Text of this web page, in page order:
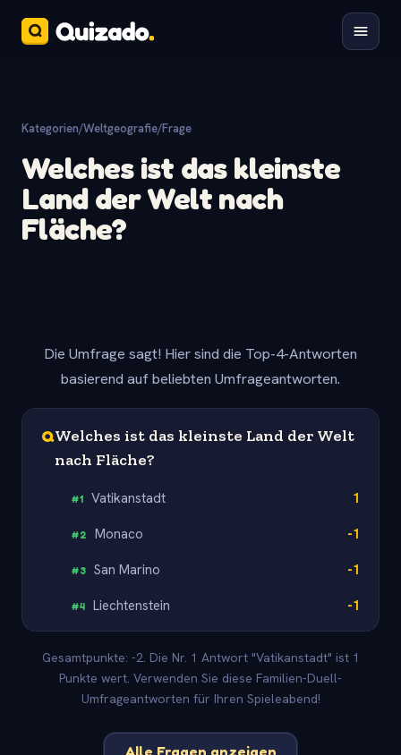
Kategorien/Weltgeografie/Frage
Welches ist das kleinste
Land der Welt nach
Fläche?
Die Umfrage sagt! Hier sind die Top-4-Antworten
basierend auf beliebten Umfrageantworten.
QWelches ist das kleinste Land der Welt
nach Fläche?
#1 Vatikanstadt 1
#2 Monaco -1
#3 San Marino -1
#4 Liechtenstein -1
Gesamtpunkte: -2. Die Nr. 1 Antwort "Vatikanstadt" ist 1
Punkte wert. Verwenden Sie diese Familien-Duell-
Umfrageantworten für Ihren Spieleabend!
Alle Fragen anzeigen